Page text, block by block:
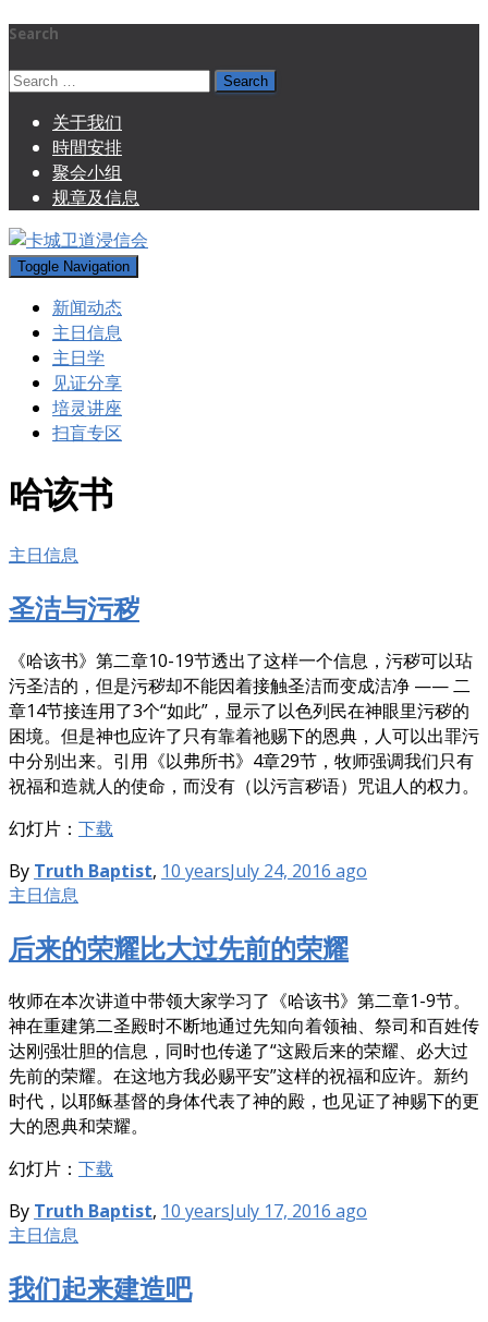
Search
Search
关于我们
時間安排
聚会小组
规章及信息
Toggle Navigation
新闻动态
主日信息
主日学
见证分享
培灵讲座
扫盲专区
哈该书
主日信息
圣洁与污秽
《哈该书》第二章10-19节透出了这样一个信息，污秽可以玷
污圣洁的，但是污秽却不能因着接触圣洁而变成洁净 —— 二
章14节接连用了3个“如此”，显示了以色列民在神眼里污秽的
困境。但是神也应许了只有靠着祂赐下的恩典，人可以出罪污
中分别出来。引用《以弗所书》4章29节，牧师强调我们只有
祝福和造就人的使命，而没有（以污言秽语）咒诅人的权力。
幻灯片： 下载
By Truth Baptist, 10 yearsJuly 24, 2016 ago
主日信息
后来的荣耀比大过先前的荣耀
牧师在本次讲道中带领大家学习了《哈该书》第二章1-9节。
神在重建第二圣殿时不断地通过先知向着领袖、祭司和百姓传
达刚强壮胆的信息，同时也传递了“这殿后来的荣耀、必大过
先前的荣耀。在这地方我必赐平安”这样的祝福和应许。新约
时代，以耶稣基督的身体代表了神的殿，也见证了神赐下的更
大的恩典和荣耀。
幻灯片： 下载
By Truth Baptist, 10 yearsJuly 17, 2016 ago
主日信息
我们起来建造吧